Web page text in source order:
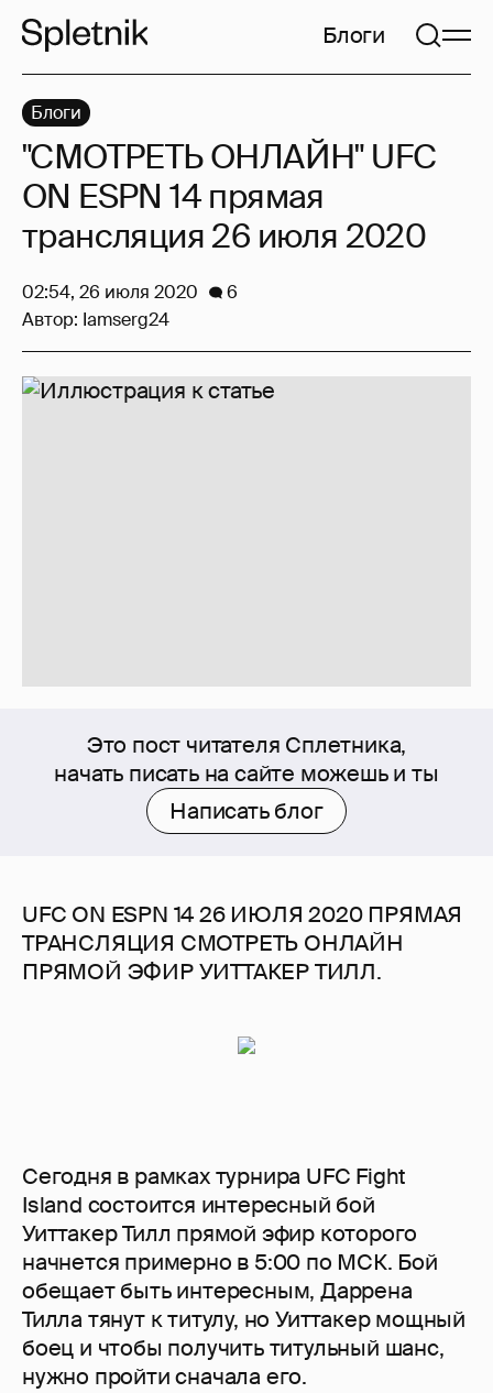
Блоги
Это пост читателя Сплетника,
начать писать на сайте можешь и ты
Написать блог
UFC ON ESPN 14 26 ИЮЛЯ 2020 ПРЯМАЯ
ТРАНСЛЯЦИЯ СМОТРЕТЬ ОНЛАЙН
ПРЯМОЙ ЭФИР УИТТАКЕР ТИЛЛ.
Сегодня в рамках турнира UFC Fight
Island состоится интересный бой
Уиттакер Тилл прямой эфир которого
начнется примерно в 5:00 по МСК. Бой
обещает быть интересным, Даррена
Тилла тянут к титулу, но Уиттакер мощный
боец и чтобы получить титульный шанс,
нужно пройти сначала его.
Блоги
"СМОТРЕТЬ ОНЛАЙН" UFC
ON ESPN 14 прямая
трансляция 26 июля 2020
02:54, 26 июля 2020
6
Автор: Iamserg24